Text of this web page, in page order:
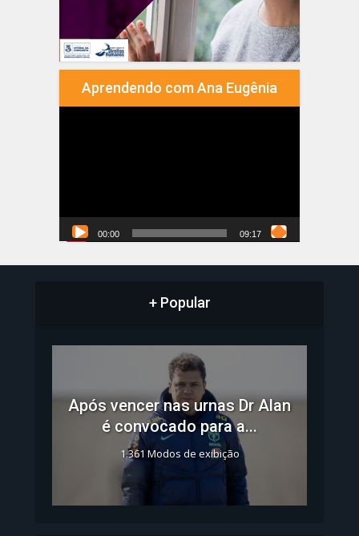
Aprendendo com Ana Eugênia
00:00 09:17
+ Popular
Após vencer nas urnas Dr Alan
é convocado para a...
1.361 Modos de exibição